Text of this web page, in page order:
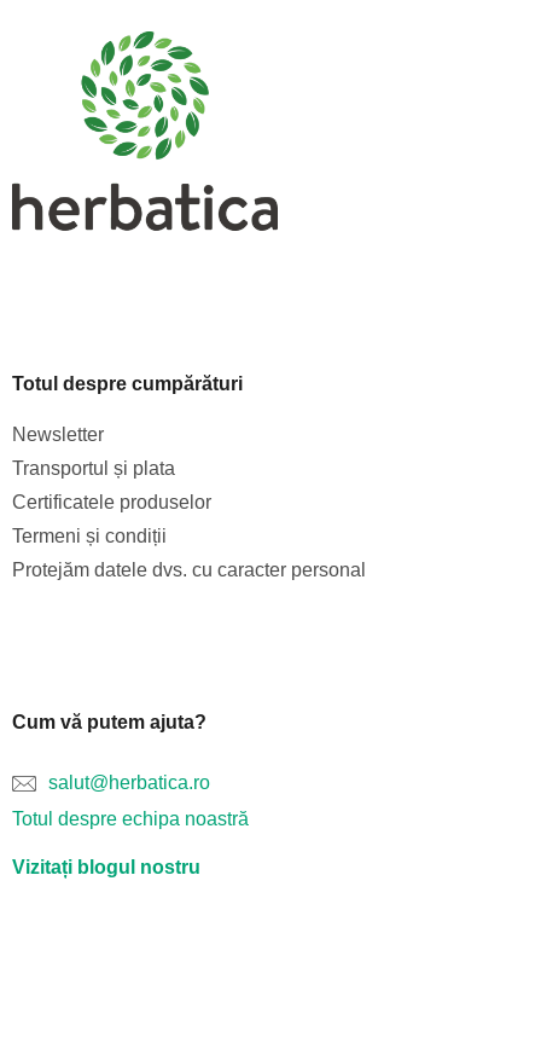
Totul despre cumpărături
Newsletter
Transportul și plata
Certificatele produselor
Termeni și condiții
Protejăm datele dvs. cu caracter personal
Cum vă putem ajuta?
salut@herbatica.ro
Totul despre echipa noastră
Vizitați blogul nostru